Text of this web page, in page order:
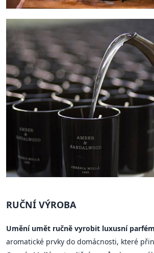
RUČNÍ VÝROBA
Umění umět ručně vyrobit luxusní
aromatické prvky do domácnosti, které